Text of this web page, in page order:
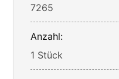
7265
Anzahl:
1 Stück